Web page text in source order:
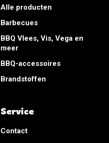
Alle producten
Barbecues
BBQ Vlees, Vis, Vega en
meer
BBQ-accessoires
Brandstoffen
Service
Contact